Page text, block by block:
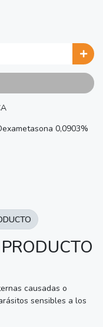
0,0903%
causadas o
sensibles a los